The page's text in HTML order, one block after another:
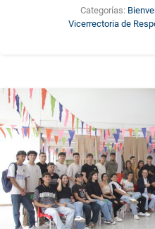
Categorías:
Vicerrectoria de